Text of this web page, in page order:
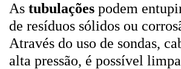
As tubulações podem
de resíduos sólidos ou
Através do uso de sondas,
alta pressão, é possível